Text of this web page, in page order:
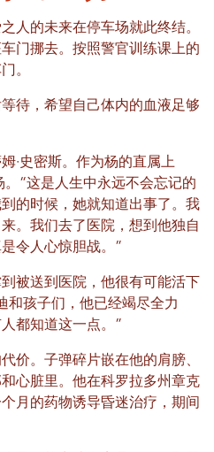
人的未来在停车场就此终结。
门挪去。按照警官训练课上的
。
待，希望自己体内的血液足够
·史密斯。作为杨的直属上
。“这是人生中永远不会忘记的
的时候，她就知道出事了。我
。我们去了医院，想到他独自
令人心惊胆战。”
被送到医院，他很有可能活下
和孩子们，他已经竭尽全力
都知道这一点。”
价。子弹碎片嵌在他的肩膀、
心脏里。他在科罗拉多州章克
月的药物诱导昏迷治疗，期间